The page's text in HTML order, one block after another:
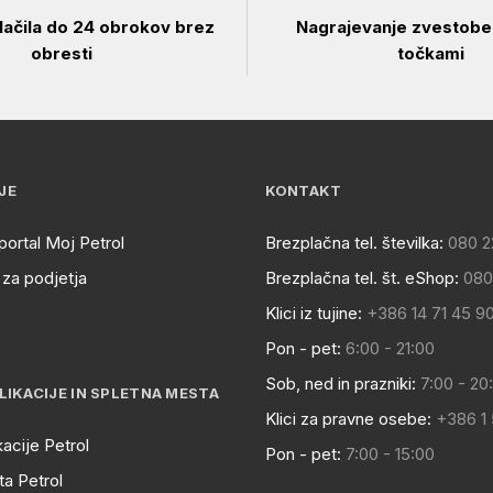
do 24 obrokov brez
obresti
Nagrajevanje
točkami
Moj Petrol
podjetja
IN SPLETNA MESTA
Petrol
Petrol
KONTAKT
Brezplačna tel. številka: 080
Brezplačna tel. št. eShop:
Klici iz tujine: +386 14 71 45 90
Pon - pet: 6:00 - 21:00
Sob, ned in prazniki: 7:00 -
Klici za pravne osebe: +386
Pon - pet: 7:00 - 15:00